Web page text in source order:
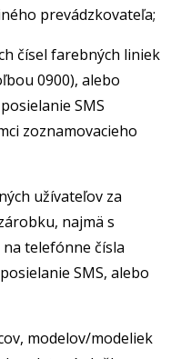
prevádzkovateľa;
čísel farebných liniek
0900), alebo
SMS
zoznamovacieho
užívateľov za
najmä s
telefónne čísla
SMS, alebo
modelov/modeliek